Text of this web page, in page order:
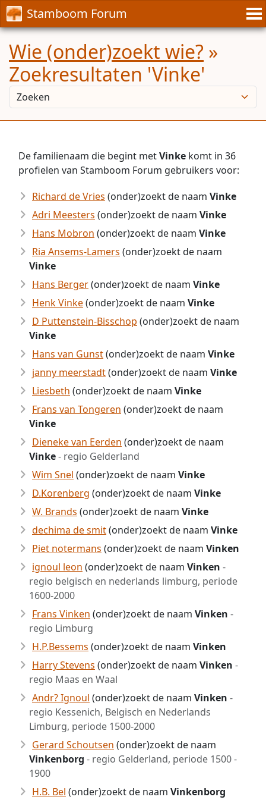
Stamboom Forum
Wie (onder)zoekt wie? »
Zoekresultaten 'Vinke'
De familienaam die begint metVinke komt in 36
profielen van Stamboom Forum gebruikers voor:
Richard de Vries (onder)zoekt de naam Vinke
Adri Meesters (onder)zoekt de naam Vinke
Hans Mobron (onder)zoekt de naam Vinke
Ria Ansems-Lamers (onder)zoekt de naam
Vinke
Hans Berger(onder)zoekt de naam Vinke
Henk Vinke(onder)zoekt de naam Vinke
D Puttenstein-Bisschop (onder)zoekt de naam
Vinke
Hans van Gunst(onder)zoekt de naam Vinke
janny meerstadt(onder)zoekt de naam Vinke
Liesbeth (onder)zoekt de naam Vinke
Frans van Tongeren (onder)zoekt de naam
Vinke
Dieneke van Eerden (onder)zoekt de naam
Vinke- regio Gelderland
Wim Snel (onder)zoekt de naam Vinke
D.Korenberg (onder)zoekt de naam Vinke
W. Brands (onder)zoekt de naam Vinke
dechima de smit(onder)zoekt de naam Vinke
Piet notermans (onder)zoekt de naam Vinken
ignoul leon (onder)zoekt de naam Vinken -
regio belgisch en nederlands limburg, periode
1600-2000
Frans Vinken (onder)zoekt de naam Vinken -
regio Limburg
H.P.Bessems (onder)zoekt de naam Vinken
Harry Stevens (onder)zoekt de naam Vinken -
regio Maas en Waal
Andr? Ignoul (onder)zoekt de naam Vinken -
regio Kessenich, Belgisch en Nederlands
Limburg, periode 1500-2000
Gerard Schoutsen (onder)zoekt de naam
Vinkenborg - regio Gelderland, periode 1500 -
1900
H.B. Bel (onder)zoekt de naam Vinkenborg